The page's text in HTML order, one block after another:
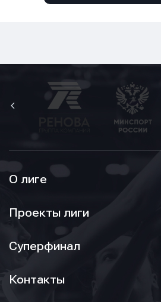
О лиге
Проекты лиги
Суперфинал
Контакты